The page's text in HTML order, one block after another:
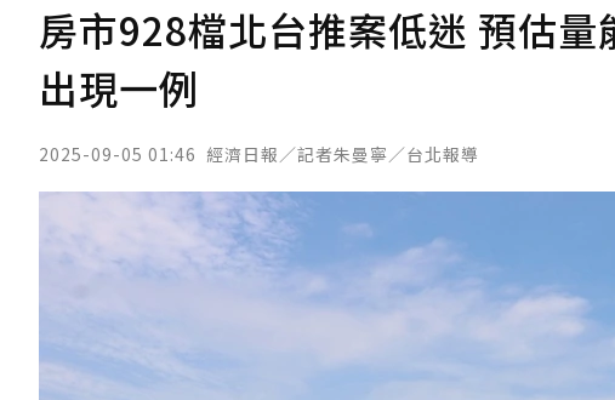
房市928檔北台推案低迷 預估
出現一例
2025-09-05 01:46 經濟日報／記者朱曼寧／台北報導